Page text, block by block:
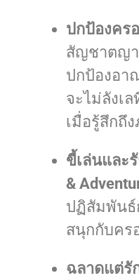
ปกป้องคร
สัญชาตญา
ปกป้องอา
จะไม่ลังเ
เมื่อรู้สึกถึ
ขี้เล่นและ
&
ปฏิสัมพันธ์
สนุกกับคร
ฉลาดแต่รั